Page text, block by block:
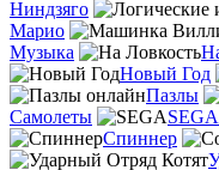
Ниндзяго
Марио
Музыка
Новый Год
Пазлы
Самолеты
Спиннер